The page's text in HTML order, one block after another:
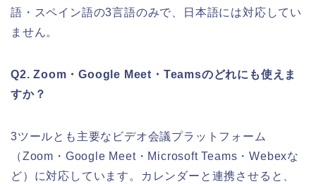
語・スペイン語の3言語のみで、日本語には対応してい
ません。
Q2. Zoom・Google Meet・Teamsのどれにも使えま
すか？
3ツールとも主要なビデオ会議プラットフォーム
（Zoom・Google Meet・Microsoft Teams・Webexな
ど）に対応しています。カレンダーと連携させると、